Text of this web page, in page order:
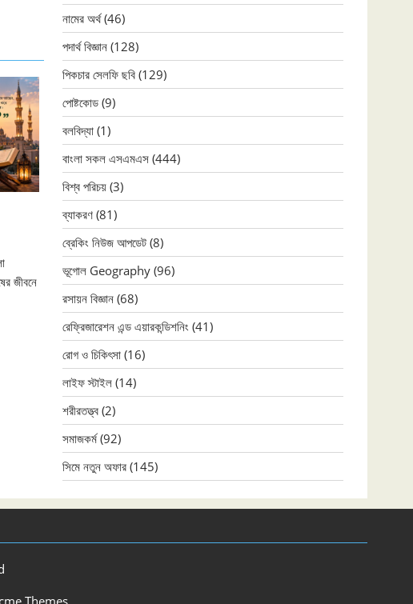
জীবনে
নামের অর্থ(46)
পদার্থ বিজ্ঞান (128)
পিকচার সেলফি ছবি (129)
পোষ্টকোড (9)
বলবিদ্যা (1)
বাংলা সকল এসএমএস (444)
বিশ্ব পরিচয় (3)
ব্যাকরণ (81)
ব্রেকিং নিউজ আপডেট (8)
ভূগোল Geography (96)
রসায়ন বিজ্ঞান (68)
রেফ্রিজারেশন এন্ড এয়ারকন্ডিশনিং (41)
রোগ ও চিকিৎসা (16)
লাইফ স্টাইল (14)
শরীরতত্ত্ব (2)
সমাজকর্ম(92)
সিমে নতুন ‍অফার (145)
Themes